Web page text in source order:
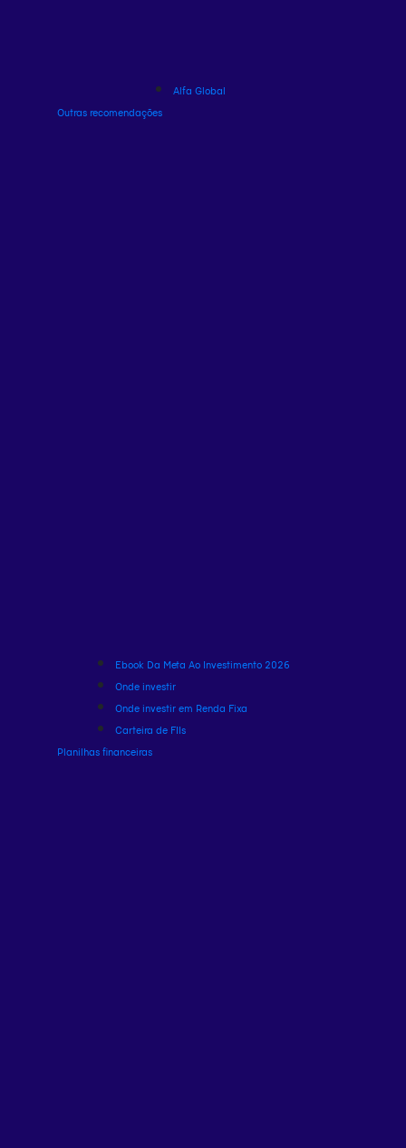
Alfa Global
Outras recomendações
Ebook Da Meta Ao Investimento 2026
Onde investir
Onde investir em Renda Fixa
Carteira de FIIs
Planilhas financeiras